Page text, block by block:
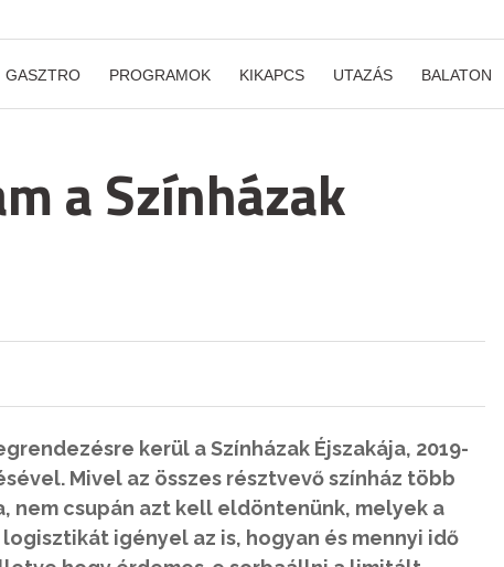
GASZTRO PROGRAMOK KIKAPCS UTAZÁS BALATON
a Színházak
kerül a Színházak Éjszakája, 2019-
Mivel az összes résztvevő színház több
csupán azt kell eldöntenünk, melyek a
igényel az is, hogyan és mennyi idő